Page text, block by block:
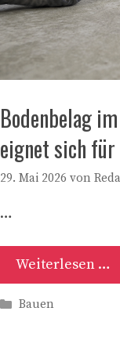
Bodenbelag
eignet sich
29. Mai 2026 von
…
Weiterlesen …
Kategorien
Bauen